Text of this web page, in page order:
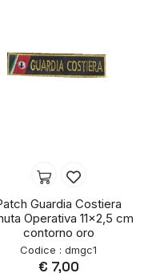
Guardia Costiera
Operativa 11x2,5 cm
contorno oro
Codice : dmgc1
€ 7,00